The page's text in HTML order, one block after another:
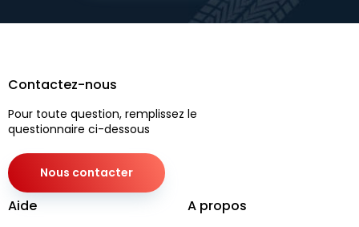
Contactez-nous
Pour toute question, remplissez le
questionnaire ci-dessous
Nous contacter
Aide A propos